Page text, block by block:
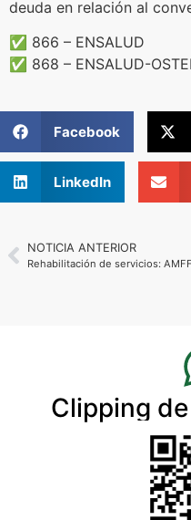
deuda en relación al
✅ 866 – ENSALUD
✅ 868 – ENSALUD-
Facebook
LinkedIn
NOTICIA ANTERIOR
Rehabilitación de servicios:
Clipping